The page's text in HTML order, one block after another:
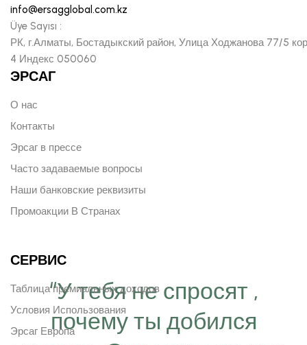
“У тебя не спросят ,
почему ты добился
info@ersagglobal.com.kz
Üye Sayısı :
РК, г.Алматы, Бостадыкский район, Улица Ходжанова 77/5
4 Индекс 050060
ЭРСАГ
О нас
Контакты
Эрсаг в прессе
Часто задаваемые вопросы
Наши банковские реквизиты
Промоакции В Странах
СЕРВИС
Таблица премиальных доходов
Условия Использования
Эрсаг Европа